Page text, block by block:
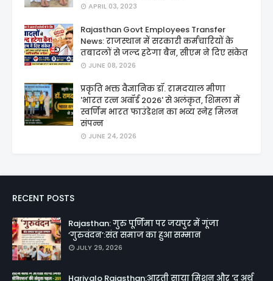
APRIL 03, 2023
Rajasthan Govt Employees Transfer
News: राजस्थान में सरकारी कर्मचारियों के
तबादलों से जल्द हटेगा बैन, सीएम ने दिए संकेत
JUNE 08, 2026
प्रकृति भक्त वैज्ञानिक डॉ. रामदयाल मीणा
'भारत रत्न अवॉर्ड 2026' से अलंकृत, शिमला में
स्वर्णिम भारत फाउंडेशन का भव्य स्नेह मिलन
संपन्न
JUNE 24, 2026
RECENT POSTS
Rajasthan: गुरु पूर्णिमा पर जयपुर में गूंजा
‘गुरुवंदन’:संत समाज का हुआ सम्मान
JULY 29, 2026
Hariyalo Rajasthan:आरती साया मिशन और 'द अर्थ